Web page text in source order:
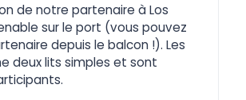
de notre partenaire à Los
sur le port (vous pouvez
depuis le balcon !). Les
deux lits simples et sont